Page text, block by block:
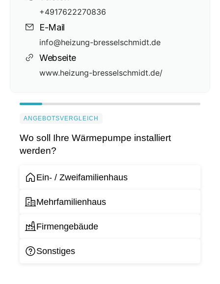
+4917622270836
E-Mail
info@heizung-bresselschmidt.de
Webseite
www.heizung-bresselschmidt.de/
ANGEBOTSVERGLEICH
Wo soll Ihre Wärmepumpe installiert
werden?
Ein- / Zweifamilienhaus
Mehrfamilienhaus
Firmengebäude
Sonstiges